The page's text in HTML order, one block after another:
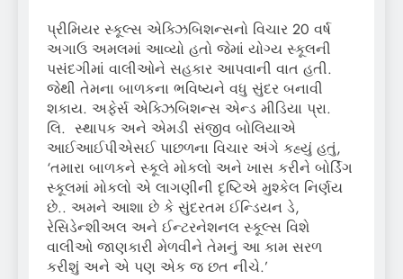
પ્રીમિયર સ્કૂલ્સ એક્ઝિબિશન્સનો વિચાર 20 વર્ષ
અગાઉ અમલમાં આવ્યો હતો જેમાં યોગ્ય સ્કૂલની
પસંદગીમાં વાલીઓને સહકાર આપવાની વાત હતી.
જેથી તેમના બાળકના ભવિષ્યને વધુ સુંદર બનાવી
શકાય. અફેર્સ એક્ઝિબિશન્સ એન્ડ મીડિયા પ્રા.
લિ. સ્થાપક અને એમડી સંજીવ બોલિયાએ
આઈઆઈપીએસઈ પાછળના વિચાર અંગે કહ્યું હતું,
‘તમારા બાળકને સ્કૂલે મોકલો અને ખાસ કરીને બોર્ડિંગ
સ્કૂલમાં મોકલો એ લાગણીની દૃષ્ટિએ મુશ્કેલ નિર્ણય
છે.. અમને આશા છે કે સુંદરતમ ઈન્ડિયન ડે,
રેસિડેન્શીઅલ અને ઈન્ટરનેશનલ સ્કૂલ્સ વિશે
વાલીઓ જાણકારી મેળવીને તેમનું આ કામ સરળ
કરીશું અને એ પણ એક જ છત નીચે.’